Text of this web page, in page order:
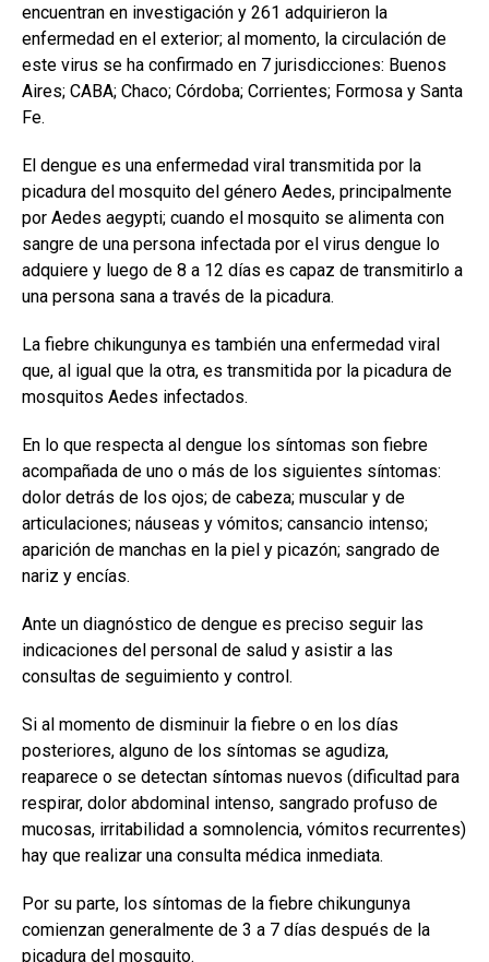
encuentran en investigación y 261 adquirieron la
enfermedad en el exterior; al momento, la circulación de
este virus se ha confirmado en 7 jurisdicciones: Buenos
Aires; CABA; Chaco; Córdoba; Corrientes; Formosa y Santa
Fe.
El dengue es una enfermedad viral transmitida por la
picadura del mosquito del género Aedes, principalmente
por Aedes aegypti; cuando el mosquito se alimenta con
sangre de una persona infectada por el virus dengue lo
adquiere y luego de 8 a 12 días es capaz de transmitirlo a
una persona sana a través de la picadura.
La fiebre chikungunya es también una enfermedad viral
que, al igual que la otra, es transmitida por la picadura de
mosquitos Aedes infectados.
En lo que respecta al dengue los síntomas son fiebre
acompañada de uno o más de los siguientes síntomas:
dolor detrás de los ojos; de cabeza; muscular y de
articulaciones; náuseas y vómitos; cansancio intenso;
aparición de manchas en la piel y picazón; sangrado de
nariz y encías.
Ante un diagnóstico de dengue es preciso seguir las
indicaciones del personal de salud y asistir a las
consultas de seguimiento y control.
Si al momento de disminuir la fiebre o en los días
posteriores, alguno de los síntomas se agudiza,
reaparece o se detectan síntomas nuevos (dificultad para
respirar, dolor abdominal intenso, sangrado profuso de
mucosas, irritabilidad a somnolencia, vómitos recurrentes)
hay que realizar una consulta médica inmediata.
Por su parte, los síntomas de la fiebre chikungunya
comienzan generalmente de 3 a 7 días después de la
picadura del mosquito.